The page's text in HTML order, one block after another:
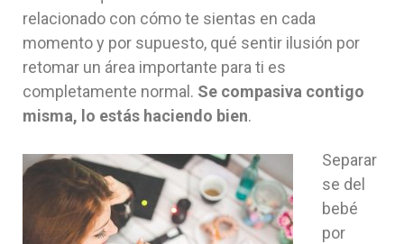
relacionado con cómo te sientas en cada
momento y por supuesto, qué sentir ilusión por
retomar un área importante para ti es
completamente normal. Se compasiva contigo
misma, lo estás haciendo bien.
Separar
se del
bebé
por